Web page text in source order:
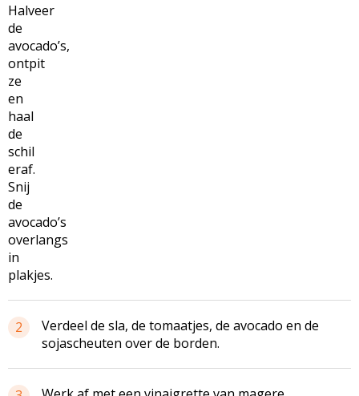
Halveer
de
avocado’s,
ontpit
ze
en
haal
de
schil
eraf.
Snij
de
avocado’s
overlangs
in
plakjes.
2
Verdeel de sla, de tomaatjes, de avocado en de
sojascheuten over de borden.